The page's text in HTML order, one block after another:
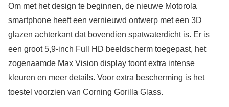
Om met het design te beginnen, de nieuwe Motorola
smartphone heeft een vernieuwd ontwerp met een 3D
glazen achterkant dat bovendien spatwaterdicht is. Er is
een groot 5,9-inch Full HD beeldscherm toegepast, het
zogenaamde Max Vision display toont extra intense
kleuren en meer details. Voor extra bescherming is het
toestel voorzien van Corning Gorilla Glass.